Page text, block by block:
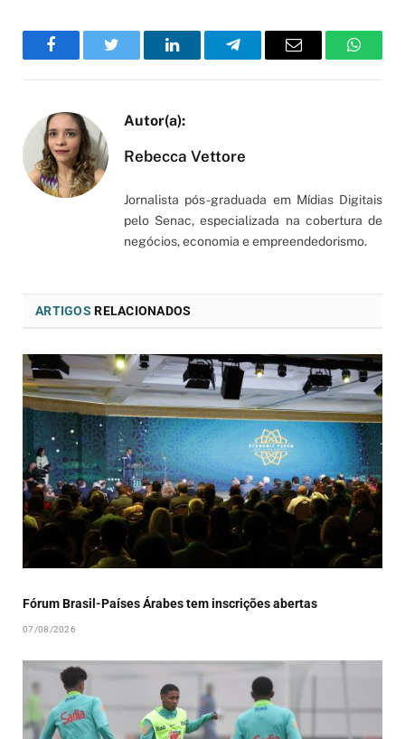
FacebookTwitter LinkedInTelegramEmail
Rebecca Vettore
Jornalista pós-graduada em Mídias Digitais
pelo Senac, especializada na cobertura de
negócios, economia e empreendedorismo.
ARTIGOS RELACIONADOS
Fórum Brasil-Países Árabes tem inscrições abertas
07/08/2026